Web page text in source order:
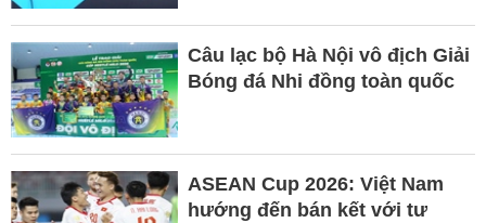
Câu lạc bộ Hà Nội vô địch Giải
Bóng đá Nhi đồng toàn quốc
ASEAN Cup 2026: Việt Nam
hướng đến bán kết với tư